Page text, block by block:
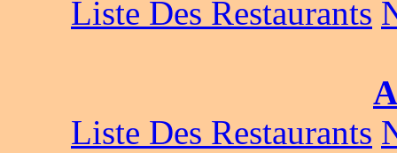
Liste Des Restaurants
Liste Des Restaurants